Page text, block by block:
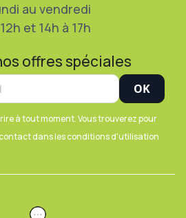
au vendredi
et 14h à 17h
offres spéciales
à tout moment. Vous trouverez pour
dans les conditions d'utilisation